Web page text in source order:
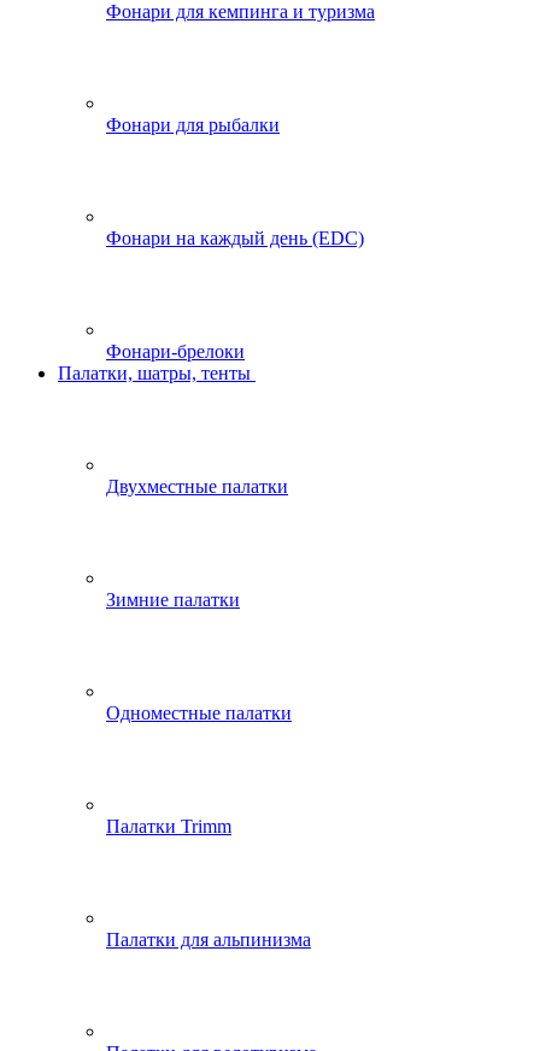
Фонари для кемпинга и туризма
Фонари для рыбалки
Фонари на каждый день (EDC)
Фонари-брелоки
Палатки, шатры, тенты
Двухместные палатки
Зимние палатки
Одноместные палатки
Палатки Trimm
Палатки для альпинизма